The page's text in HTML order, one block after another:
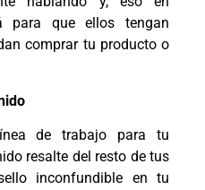
para que ellos tengan
comprar tu producto o
de trabajo para tu
resalte del resto de tus
inconfundible en tu